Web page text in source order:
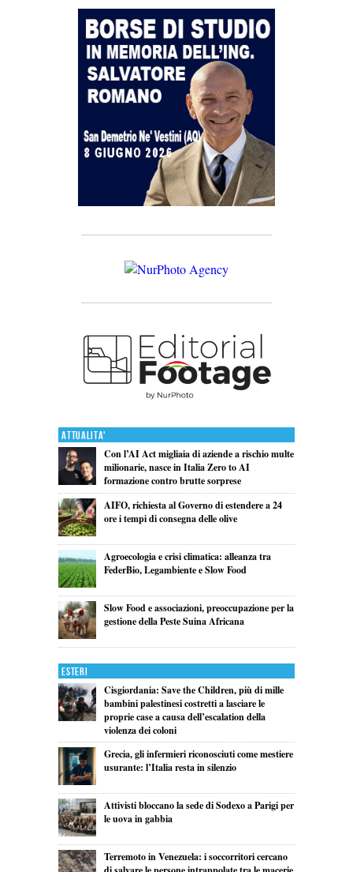
Attualita'
Con l’AI Act migliaia di aziende a rischio multe
milionarie, nasce in Italia Zero to AI
formazione contro brutte sorprese
AIFO, richiesta al Governo di estendere a 24
ore i tempi di consegna delle olive
Agroecologia e crisi climatica: alleanza tra
FederBio, Legambiente e Slow Food
Slow Food e associazioni, preoccupazione per la
gestione della Peste Suina Africana
Esteri
Cisgiordania: Save the Children, più di mille
bambini palestinesi costretti a lasciare le
proprie case a causa dell’escalation della
violenza dei coloni
Grecia, gli infermieri riconosciuti come mestiere
usurante: l’Italia resta in silenzio
Attivisti bloccano la sede di Sodexo a Parigi per
le uova in gabbia
Terremoto in Venezuela: i soccorritori cercano